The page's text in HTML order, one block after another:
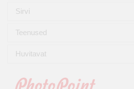
Sirvi
Teenused
Huvitavat